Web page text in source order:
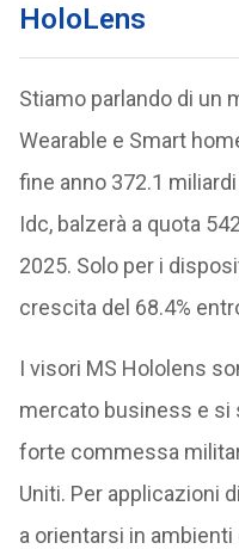
HoloLens
Stiamo parlando di un
Wearable e Smart
fine anno 372.1
Idc, balzerà a quota
2025. Solo per i
crescita del 68.4%
I visori MS Hololens
mercato business e si
forte commessa
Uniti. Per applicazioni
a orientarsi in ambienti